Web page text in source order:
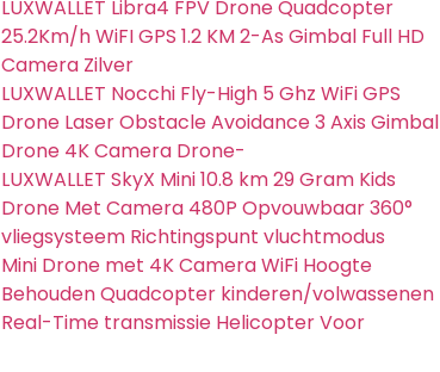
LUXWALLET Libra4 FPV Drone Quadcopter
25.2Km/h WiFI GPS 1.2 KM 2-As Gimbal Full HD
Camera Zilver
LUXWALLET Nocchi Fly-High 5 Ghz WiFi GPS
Drone Laser Obstacle Avoidance 3 Axis Gimbal
Drone 4K Camera Drone-
LUXWALLET SkyX Mini 10.8 km 29 Gram Kids
Drone Met Camera 480P Opvouwbaar 360°
vliegsysteem Richtingspunt vluchtmodus
Mini Drone met 4K Camera WiFi Hoogte
Behouden Quadcopter kinderen/volwassenen
Real-Time transmissie Helicopter Voor